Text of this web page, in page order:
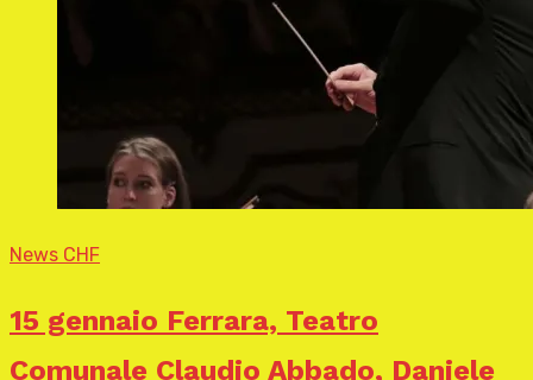
News CHF
15 gennaio Ferrara, Teatro
Comunale Claudio Abbado, Daniele